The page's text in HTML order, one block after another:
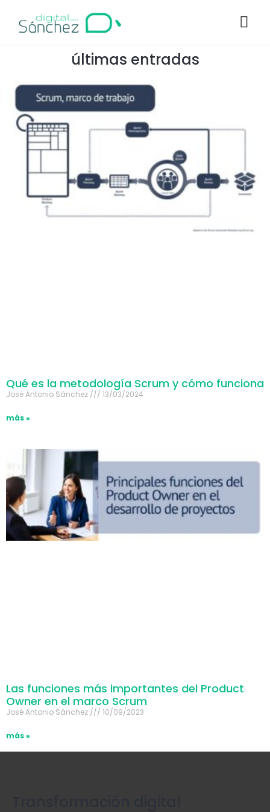
últimas entradas
Qué es la metodología Scrum y cómo funciona
José Antonio Sánchez 13/03/2024
más »
Las funciones más importantes del Product
Owner en el marco Scrum
José Antonio Sánchez 10/09/2023
más »